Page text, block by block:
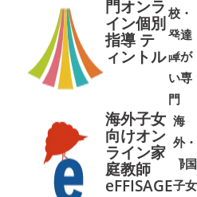
門オンラ
イン個別
指導 テ
ィントル
校・
発達
障が
い専
門
➜➜
海外子女
向けオン
ライン家
庭教師
eFFISAGE
海
外・
帰国
子女
➜➜